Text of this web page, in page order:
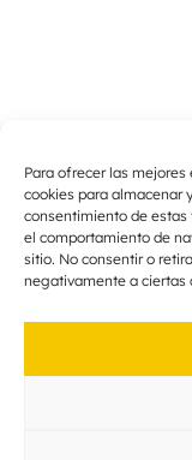
Para ofrecer las
cookies para almacenar
consentimiento de
el comportamiento de
sitio. No consentir o
negativamente a ciertas